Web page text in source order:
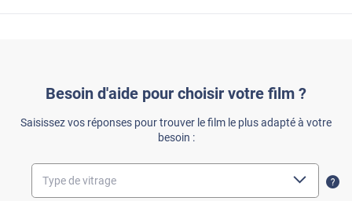
Besoin d'aide pour choisir votre film ?
Saisissez vos réponses pour trouver le film le plus adapté à votre
besoin :